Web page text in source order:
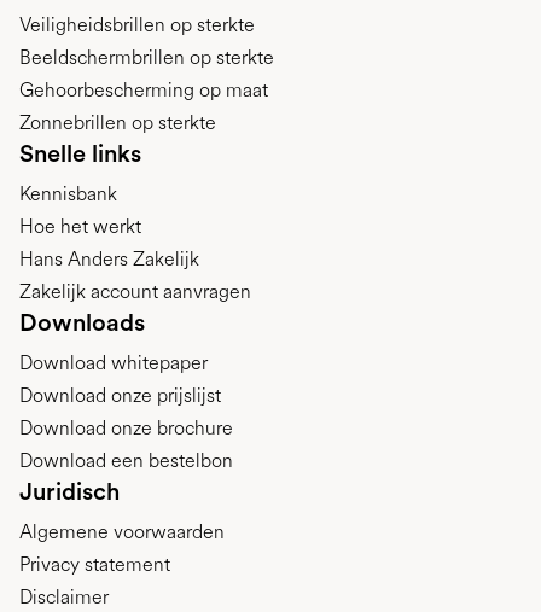
Veiligheidsbrillen op sterkte
Beeldschermbrillen op sterkte
Gehoorbescherming op maat
Zonnebrillen op sterkte
Snelle links
Kennisbank
Hoe het werkt
Hans Anders Zakelijk
Zakelijk account aanvragen
Downloads
Download whitepaper
Download onze prijslijst
Download onze brochure
Download een bestelbon
Juridisch
Algemene voorwaarden
Privacy statement
Disclaimer